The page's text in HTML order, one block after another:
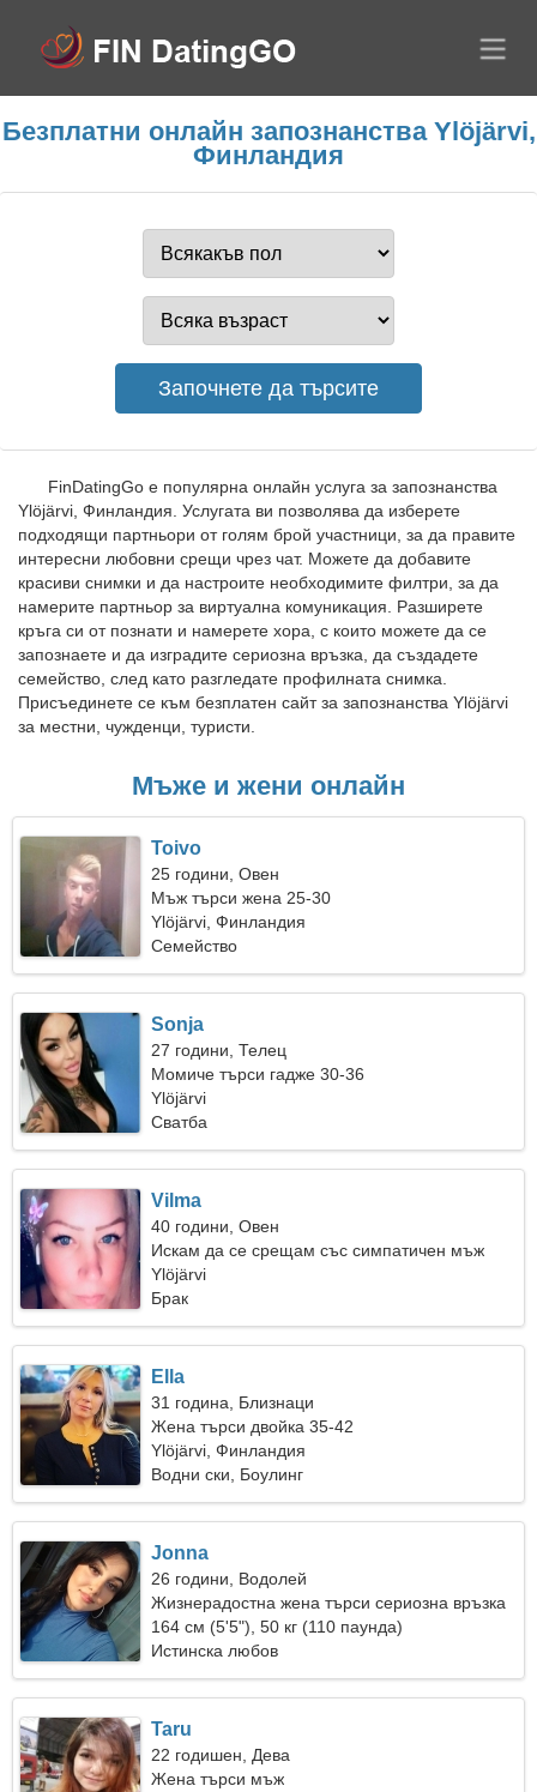
Безплатни онлайн запознанства Ylöjärvi,
Финландия
FinDatingGo е популярна онлайн услуга за запознанства
Ylöjärvi, Финландия. Услугата ви позволява да изберете
подходящи партньори от голям брой участници, за да правите
интересни любовни срещи чрез чат. Можете да добавите
красиви снимки и да настроите необходимите филтри, за да
намерите партньор за виртуална комуникация. Разширете
кръга си от познати и намерете хора, с които можете да се
запознаете и да изградите сериозна връзка, да създадете
семейство, след като разгледате профилната снимка.
Присъединете се към безплатен сайт за запознанства Ylöjärvi
за местни, чужденци, туристи.
Мъже и жени онлайн
Toivo
25 години, Овен
Мъж търси жена 25-30
Ylöjärvi, Финландия
Семейство
Sonja
27 години, Телец
Момиче търси гадже 30-36
Ylöjärvi
Сватба
Vilma
40 години, Овен
Искам да се срещам със симпатичен мъж
Ylöjärvi
Брак
Ella
31 година, Близнаци
Жена търси двойка 35-42
Ylöjärvi, Финландия
Водни ски, Боулинг
Jonna
26 години, Водолей
Жизнерадостна жена търси сериозна връзка
164 см (5'5"), 50 кг (110 паунда)
Истинска любов
Taru
22 годишен, Дева
Жена търси мъж